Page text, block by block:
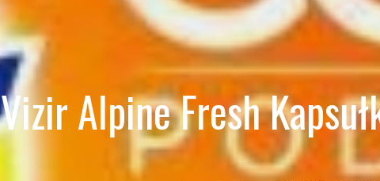
Vizir Alpine Fresh